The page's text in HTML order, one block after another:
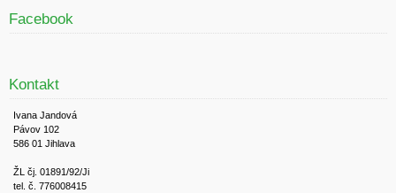
Facebook
Kontakt
Ivana Jandová
Pávov 102
586 01 Jihlava
ŽL čj. 01891/92/Ji
tel. č. 776008415